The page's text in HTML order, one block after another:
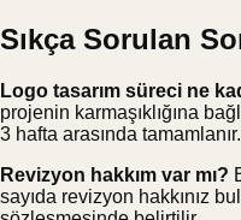
Sıkça Sorulan
Logo tasarım süreci ne
projenin karmaşıklığına
3 hafta arasında tamamlanır.
Revizyon hakkım var mı?
sayıda revizyon hakkınız